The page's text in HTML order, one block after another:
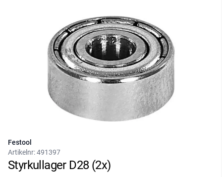
Festool
Artikelnr:491397
Styrkullager D28 (2x)